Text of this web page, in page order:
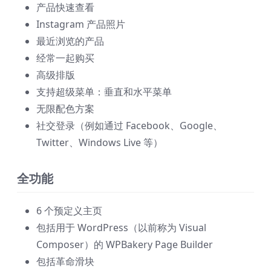
产品快速查看
Instagram 产品照片
最近浏览的产品
经常一起购买
高级排版
支持超级菜单：垂直和水平菜单
无限配色方案
社交登录（例如通过 Facebook、Google、
Twitter、Windows Live 等）
全功能
6 个预定义主页
包括用于 WordPress（以前称为 Visual
Composer）的 WPBakery Page Builder
包括革命滑块